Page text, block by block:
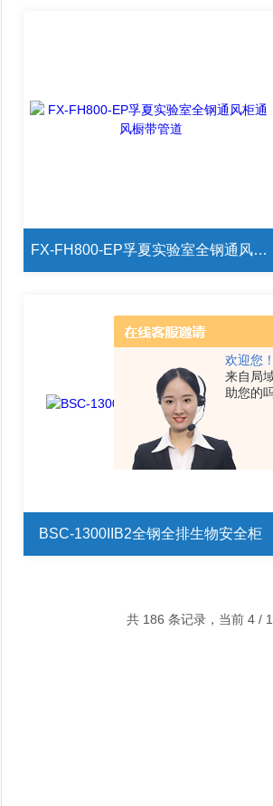
欢迎您！
来自局
助您的
FX-FH800-EP孚夏实验室全钢通风柜通风橱带管道
BSC-1300IIB2全钢全排生物安全柜
共 186 条记录，当前 4 /